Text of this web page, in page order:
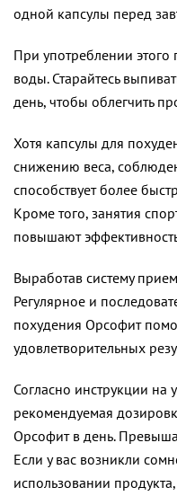
одной капсулы перед
При употреблении
воды. Старайтесь
день, чтобы облегчить
Хотя капсулы для
снижению веса,
способствует более
Кроме того, занятия
повышают
Выработав систему
Регулярное и
похудения Орсофит
удовлетворительных
Согласно инструкции на
рекомендуемая
Орсофит в день.
Если у вас возникли
использовании